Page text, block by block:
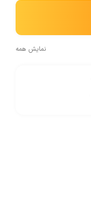
نمایش همه